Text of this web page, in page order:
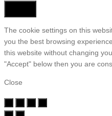
The cookie settings on this
you the best browsing
this website without changing
"Accept" below then you are
Close